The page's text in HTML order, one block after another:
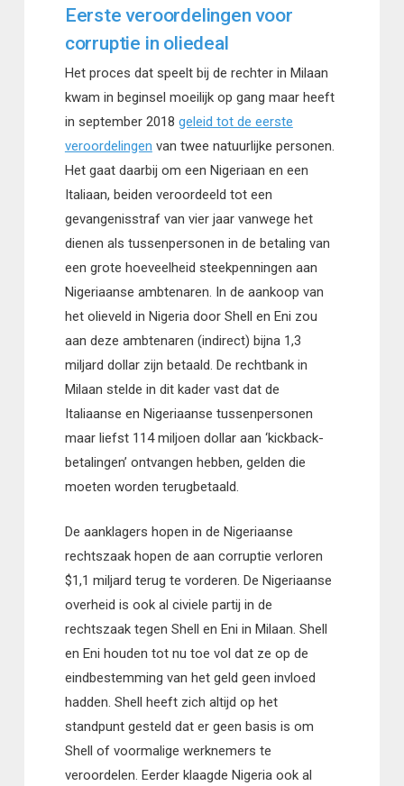
Eerste veroordelingen voor
corruptie in oliedeal
Het proces dat speelt bij de rechter in Milaan
kwam in beginsel moeilijk op gang maar heeft
in september 2018 geleid tot de eerste
veroordelingen van twee natuurlijke personen.
Het gaat daarbij om een Nigeriaan en een
Italiaan, beiden veroordeeld tot een
gevangenisstraf van vier jaar vanwege het
dienen als tussenpersonen in de betaling van
een grote hoeveelheid steekpenningen aan
Nigeriaanse ambtenaren. In de aankoop van
het olieveld in Nigeria door Shell en Eni zou
aan deze ambtenaren (indirect) bijna 1,3
miljard dollar zijn betaald. De rechtbank in
Milaan stelde in dit kader vast dat de
Italiaanse en Nigeriaanse tussenpersonen
maar liefst 114 miljoen dollar aan ‘kickback-
betalingen’ ontvangen hebben, gelden die
moeten worden terugbetaald.
De aanklagers hopen in de Nigeriaanse
rechtszaak hopen de aan corruptie verloren
$1,1 miljard terug te vorderen. De Nigeriaanse
overheid is ook al civiele partij in de
rechtszaak tegen Shell en Eni in Milaan. Shell
en Eni houden tot nu toe vol dat ze op de
eindbestemming van het geld geen invloed
hadden. Shell heeft zich altijd op het
standpunt gesteld dat er geen basis is om
Shell of voormalige werknemers te
veroordelen. Eerder klaagde Nigeria ook al